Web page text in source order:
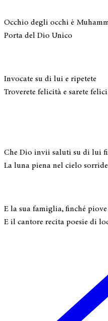
Occhio degli occhi è
Porta del Dio Unico
Invocate su di lui e ripetete
Troverete felicità e sarete felici
Che Dio invii saluti su di lui
La luna piena nel cielo sorride
E la sua famiglia, finché piove
E il cantore recita poesie di